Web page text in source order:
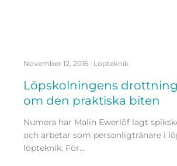
November 12, 2016 · Löpteknik
Löpskolningens
om den praktiska biten
Numera har Malin Ewerlöf lagt
och arbetar som personligtränare i
löpteknik. För…